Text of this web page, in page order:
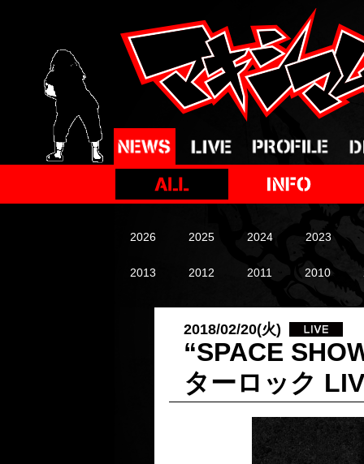
2026 2025 2024 2023
2013 2012 2011 2010
2018/02/20(火)
“SPACE
ターロック